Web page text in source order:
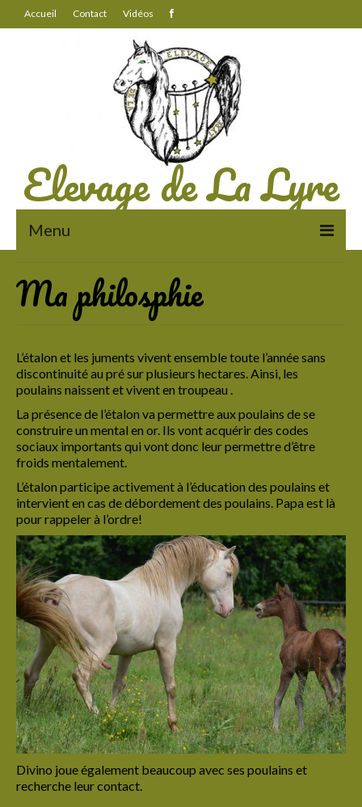
Accueil Contact Vidéos
Elevage de La Lyre
Menu
Des chevaux au travail
Cadre de vie
Education
Suivi santé
Ses origines
Modèle et allures
Son caractère
Ses aptitudes
Sa robe: le gene pearl
Les juments
Véga Valdraco
Caelia PM
Forever Blue
Ma philosphie
L’étalon et les juments vivent ensemble toute l’année sans
discontinuité au pré sur plusieurs hectares. Ainsi, les
poulains naissent et vivent en troupeau .
La présence de l’étalon va permettre aux poulains de se
construire un mental en or. Ils vont acquérir des codes
sociaux importants qui vont donc leur permettre d’être
froids mentalement.
L’étalon participe activement à l’éducation des poulains et
intervient en cas de débordement des poulains. Papa est là
pour rappeler à l’ordre!
Divino joue également beaucoup avec ses poulains et
recherche leur contact.